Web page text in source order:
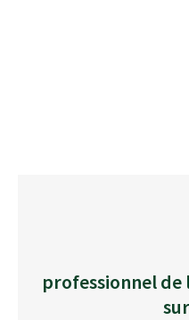
professionnel